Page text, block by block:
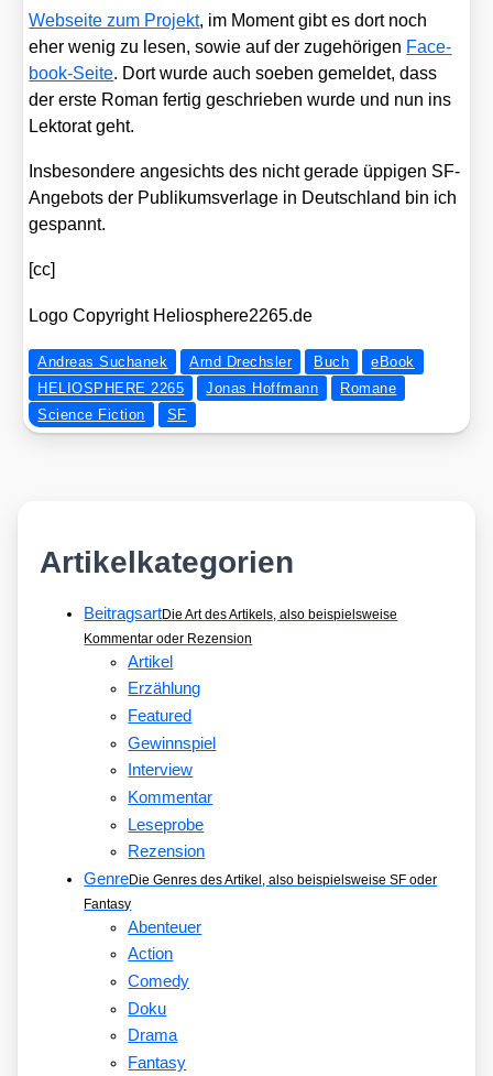
Web­sei­te zum Pro­jekt, im Moment gibt es dort noch
eher wenig zu lesen, sowie auf der zuge­hö­ri­gen Face­
book-Sei­te. Dort wur­de auch soeben gemel­det, dass
der ers­te Roman fer­tig geschrie­ben wur­de und nun ins
Lek­to­rat geht.
Ins­be­son­de­re ange­sichts des nicht gera­de üppi­gen SF-
Ange­bots der Publi­kums­ver­la­ge in Deutsch­land bin ich
gespannt.
[cc]
Logo Copy­right Helio​sphe​re2265​.de
Andreas Suchanek Arnd Drechsler Buch
eBook
HELIOSPHERE 2265
Jonas Hoffmann
Romane
Science Fiction
SF
Artikelkategorien
BeitragsartDie Art des Artikels, also beispielsweise
Kommentar oder Rezension
Artikel
Erzählung
Featured
Gewinnspiel
Interview
Kommentar
Leseprobe
Rezension
GenreDie Genres des Artikel, also beispielsweise SF oder
Fantasy
Abenteuer
Action
Comedy
Doku
Drama
Fantasy